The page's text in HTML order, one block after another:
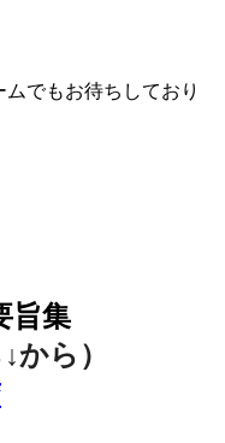
でもお待ちしており
旨集
から ）